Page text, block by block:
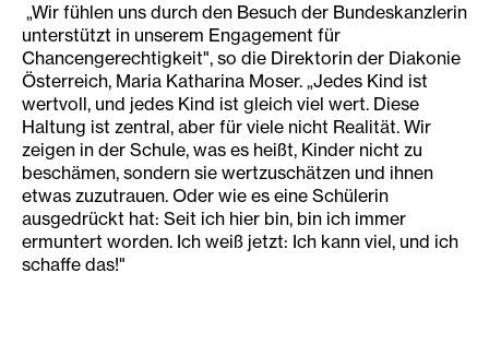
„Wir fühlen uns durch den Besuch der Bundeskanzlerin
unterstützt in unserem Engagement für
Chancengerechtigkeit", so die Direktorin der Diakonie
Österreich, Maria Katharina Moser. „Jedes Kind ist
wertvoll, und jedes Kind ist gleich viel wert. Diese
Haltung ist zentral, aber für viele nicht Realität. Wir
zeigen in der Schule, was es heißt, Kinder nicht zu
beschämen, sondern sie wertzuschätzen und ihnen
etwas zuzutrauen. Oder wie es eine Schülerin
ausgedrückt hat: Seit ich hier bin, bin ich immer
ermuntert worden. Ich weiß jetzt: Ich kann viel, und ich
schaffe das!"